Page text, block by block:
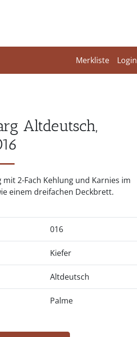
Merkliste Login
Altdeutsch,
mit 2-Fach Kehlung und Karnies im
einem dreifachen Deckbrett.
016
Kiefer
Altdeutsch
Palme